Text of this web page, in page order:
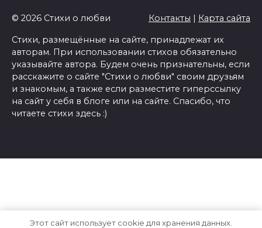
© 2026 Стихи о любви Контакты | Карта сайта
Стихи, размещённые на сайте, принадлежат их
авторам. При использовании стихов обязательно
указывайте автора. Будем очень признательны, если
расскажите о сайте "Стихи о любви" своим друзьям
и знакомым, а также если разместите гиперссылку
на сайт у себя в блоге или на сайте. Спасибо, что
читаете стихи здесь :)
Этот сайт использует cookie для хранения данных.